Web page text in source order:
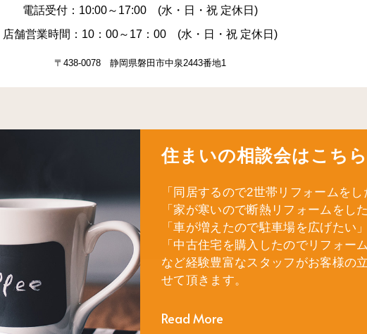
電話受付：10:00～17:00 (水・日・祝 定休日)
店舗営業時間：10：00～17：00 (水・日・祝 定休日)
〒438-0078 静岡県磐田市中泉2443番地1
住まいの相談会はこちら
「同居するので2世帯リフォームをし
「家が寒いので断熱リフォームをした
「車が増えたので駐車場を広げたい」
「中古住宅を購入したのでリフォー
など経験豊富なスタッフがお客様の
せて頂きます。
Read More